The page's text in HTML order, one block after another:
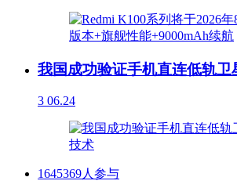
我国成功验证手机直连低轨卫
3 06.24
1645369人参与